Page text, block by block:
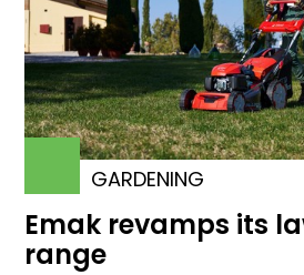
GARDENING
Emak revamps its
range